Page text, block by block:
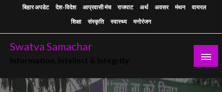
बिहार अपडेट देश-विदेश आप्रवासी मंच राजपाट अर्थ अवसर मंथन
वायरल
शिक्षा
संस्कृति स्वास्थ्य मनोरंजन
Swatva Samachar